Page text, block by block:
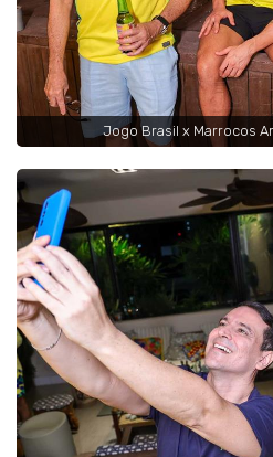
Jogo Brasil x Marrocos